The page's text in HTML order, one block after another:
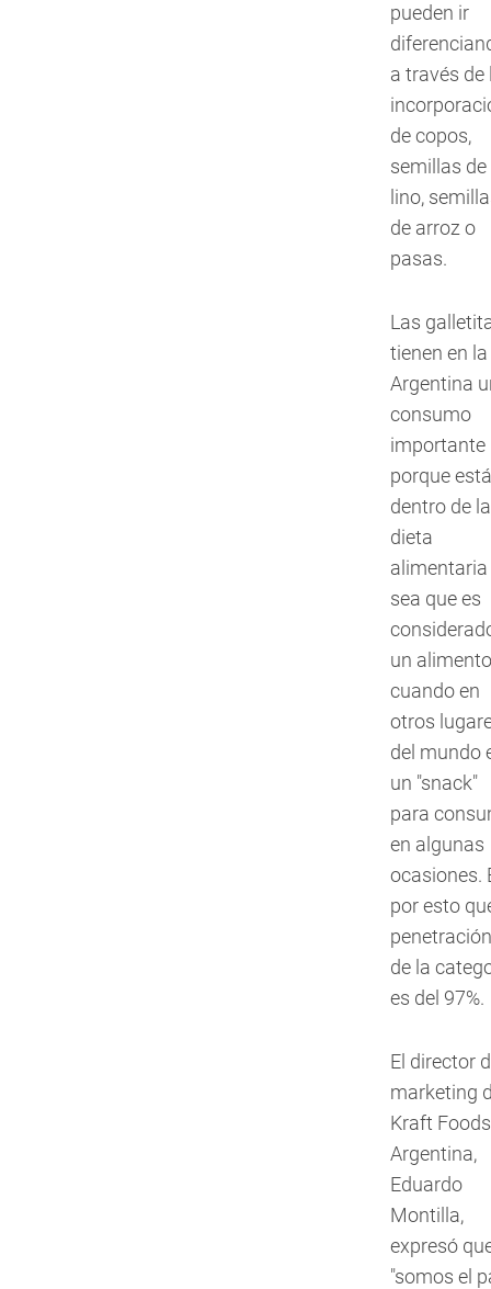
pueden ir
a través de
de copos,
semillas de
lino,
de arroz o
pasas.
Las
tienen en la
Argentina
consumo
importante
porque
dentro de la
dieta
alimentaria
sea que es
un alimento
cuando en
otros
del mundo
un "snack"
para
en algunas
ocasiones.
por esto
penetración
de la
es del 97%.
El director
marketing
Kraft Foods
Argentina,
Eduardo
Montilla,
expresó
"somos el